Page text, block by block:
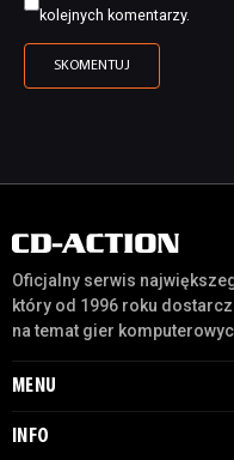
kolejnych komentarzy.
Oficjalny serwis
który od 1996 roku
na temat gier
MENU
INFO